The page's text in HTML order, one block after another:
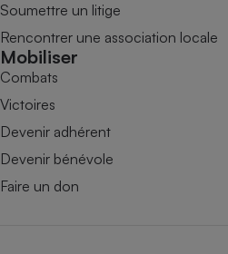
Soumettre un litige
Rencontrer une association locale
Mobiliser
Combats
Victoires
Devenir adhérent
Devenir bénévole
Faire un don